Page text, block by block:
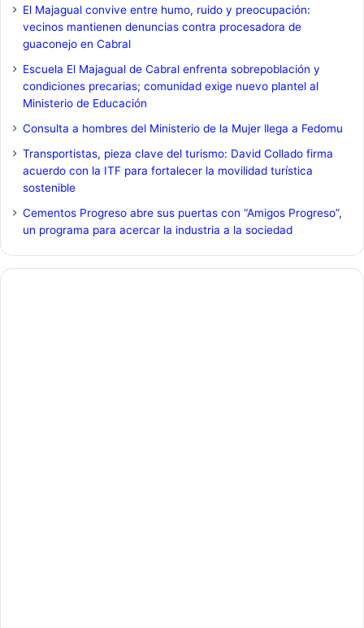
El Majagual convive entre humo, ruido y preocupación:
vecinos mantienen denuncias contra procesadora de
guaconejo en Cabral
Escuela El Majagual de Cabral enfrenta sobrepoblación y
condiciones precarias; comunidad exige nuevo plantel al
Ministerio de Educación
Consulta a hombres del Ministerio de la Mujer llega a Fedomu
Transportistas, pieza clave del turismo: David Collado firma
acuerdo con la ITF para fortalecer la movilidad turística
sostenible
Cementos Progreso abre sus puertas con “Amigos Progreso”,
un programa para acercar la industria a la sociedad